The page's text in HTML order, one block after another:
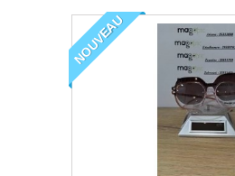
NOUVEAU